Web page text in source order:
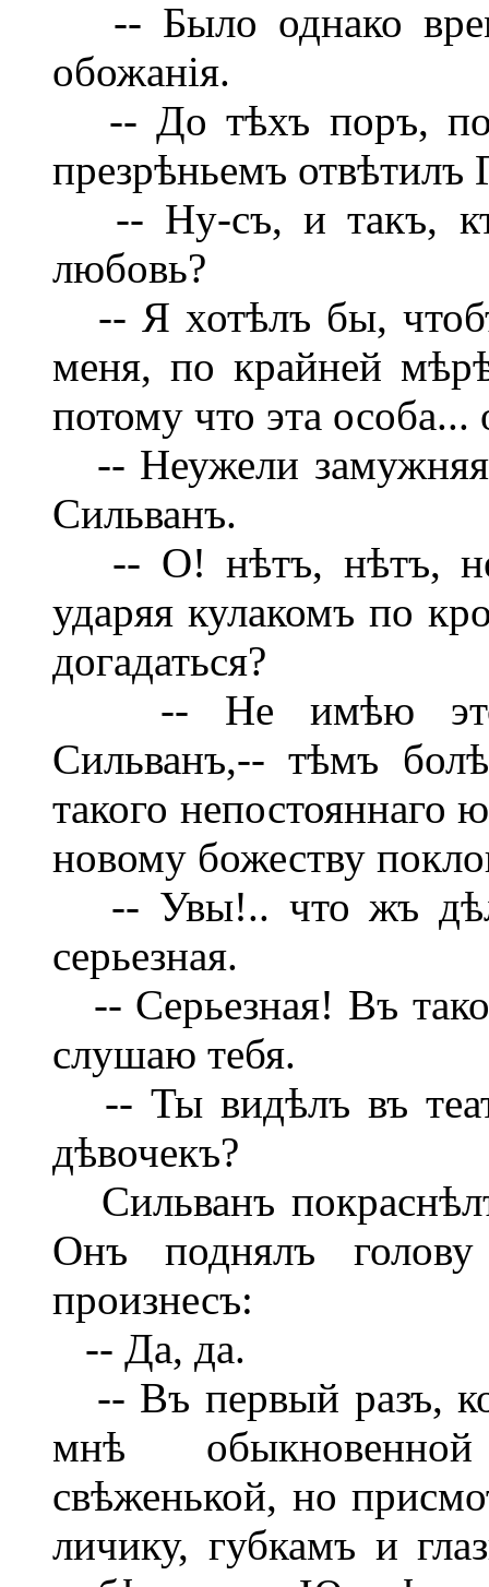
-- Было однако
обожанія.
-- До тѣхъ поръ,
презрѣньемъ отвѣтилъ
-- Ну-съ, и такъ,
любовь?
-- Я хотѣлъ бы,
меня, по крайней
потому что эта особа...
-- Неужели
Сильванъ.
-- О! нѣтъ, нѣтъ,
ударяя кулакомъ по
догадаться?
-- Не имѣю этой
Сильванъ,-- тѣмъ
такого
новому божеству
-- Увы!.. что жъ
серьезная.
-- Серьезная! Въ
слушаю тебя.
-- Ты видѣлъ въ
дѣвочекъ?
Сильванъ
Онъ поднялъ
произнесъ:
-- Да, да.
-- Въ первый разъ,
мнѣ
свѣженькой, но
личику, губкамъ и